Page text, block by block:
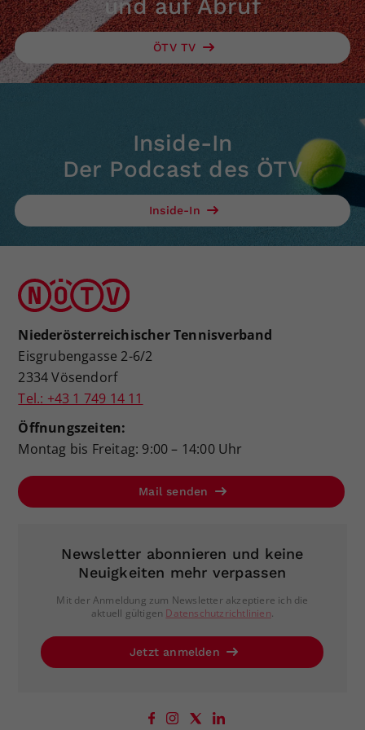
und auf Abruf
ÖTV TV
Inside-In
Der Podcast des ÖTV
Inside-In
Niederösterreichischer Tennisverband
Eisgrubengasse 2-6/2
2334 Vösendorf
Tel.: +43 1 749 14 11
Öffnungszeiten:
Montag bis Freitag: 9:00 – 14:00 Uhr
Mail senden
Newsletter abonnieren und keine
Neuigkeiten mehr verpassen
Mit der Anmeldung zum Newsletter akzeptiere ich die
aktuell gültigen Datenschutzrichtlinien.
Jetzt anmelden
Zweck
Dieser Wert speichert Ihre Consent-
zufällig generierte ID, für die
historische Speicherung Ihrer